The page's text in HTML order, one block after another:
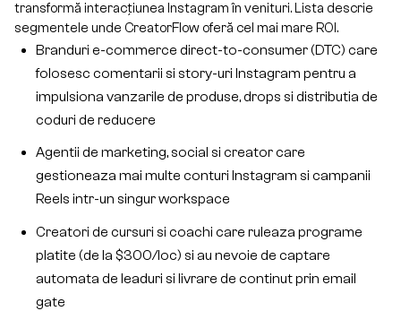
transformă interacțiunea Instagram în venituri. Lista descrie
segmentele unde CreatorFlow oferă cel mai mare ROI.
Branduri e-commerce direct-to-consumer (DTC) care
folosesc comentarii si story-uri Instagram pentru a
impulsiona vanzarile de produse, drops si distributia de
coduri de reducere
Agentii de marketing, social si creator care
gestioneaza mai multe conturi Instagram si campanii
Reels intr-un singur workspace
Creatori de cursuri si coachi care ruleaza programe
platite (de la $300/loc) si au nevoie de captare
automata de leaduri si livrare de continut prin email
gate